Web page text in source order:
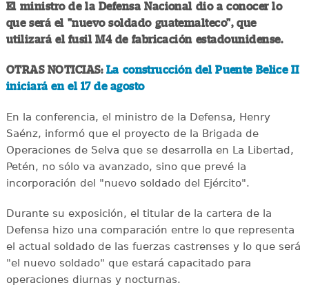
El ministro de la Defensa Nacional dio a conocer lo
que será el "nuevo soldado guatemalteco", que
utilizará el fusil M4 de fabricación estadounidense.
OTRAS NOTICIAS:La construcción del Puente Belice II
iniciará en el 17 de agosto
En la conferencia, el ministro de la Defensa, Henry
Saénz, informó que el proyecto de la Brigada de
Operaciones de Selva que se desarrolla en La Libertad,
Petén, no sólo va avanzado, sino que prevé la
incorporación del "nuevo soldado del Ejército".
Durante su exposición, el titular de la cartera de la
Defensa hizo una comparación entre lo que representa
el actual soldado de las fuerzas castrenses y lo que será
"el nuevo soldado" que estará capacitado para
operaciones diurnas y nocturnas.